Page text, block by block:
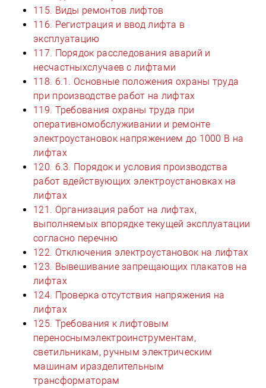
115. Виды ремонтов лифтов
116. Регистрация и ввод лифта в
эксплуатацию
117. Порядок расследования аварий и
несчастныхслучаев с лифтами
118. 6.1. Основные положения охраны труда
при производстве работ на лифтах
119. Требования охраны труда при
оперативномобслуживании и ремонте
электроустановок напряжением до 1000 В на
лифтах
120. 6.3. Порядок и условия производства
работ вдействующих электроустановках на
лифтах
121. Организация работ на лифтах,
выполняемых впорядке текущей эксплуатации
согласно перечню
122. Отключения электроустановок на лифтах
123. Вывешивание запрещающих плакатов на
лифтах
124. Проверка отсутствия напряжения на
лифтах
125. Требования к лифтовым
переноснымэлектроинструментам,
светильникам, ручным электрическим
машинам иразделительным
трансформаторам